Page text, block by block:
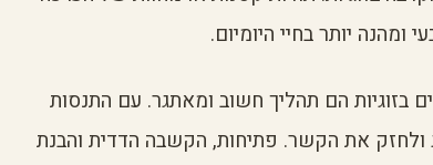
יותר בחיי היומיום.
בזוגיות הם תהליך חשוב ומאתגר. עם התנסות
ולחזק את הקשר. פתיחות, הקשבה הדדית והבנת